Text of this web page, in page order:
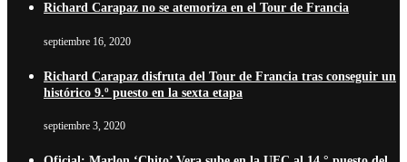
Richard Carapaz no se atemoriza en el Tour de Francia
septiembre 16, 2020
Richard Carapaz disfruta del Tour de Francia tras conseguir un
histórico 9.º puesto en la sexta etapa
septiembre 3, 2020